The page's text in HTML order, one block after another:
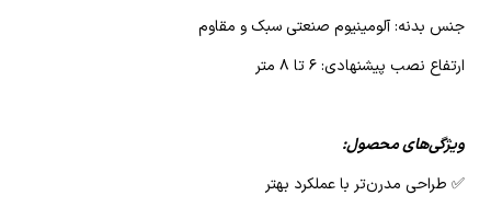
جنس بدنه: آلومینیوم صنعتی سبک و مقاوم
ارتفاع نصب پیشنهادی: ۶ تا ۸ متر
ویژگی‌های محصول:
✅ طراحی مدرن‌تر با عملکرد بهتر